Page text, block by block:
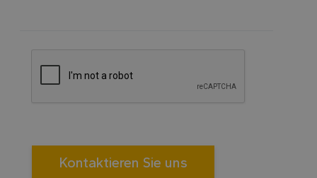
Kontaktieren Sie uns